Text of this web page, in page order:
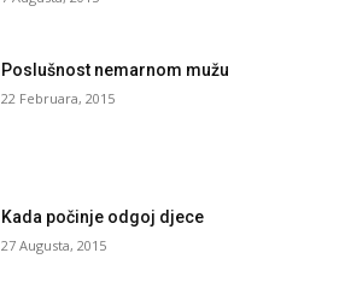
Poslušnost nemarnom mužu
22 Februara, 2015
Kada počinje odgoj djece
27 Augusta, 2015